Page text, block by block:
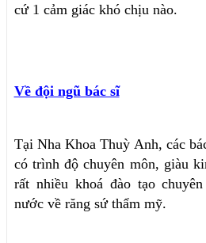
cứ 1 cảm giác khó chịu nào.
Về đội ngũ bác sĩ
Tại Nha Khoa Thuỳ Anh, các
có trình độ chuyên môn, giàu
rất nhiều khoá đào tạo
nước về răng sứ thẩm mỹ.